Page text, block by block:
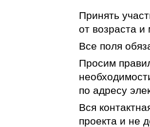
Принять
от возраста
Все поля
Просим
по адресу
Вся
проекта и не